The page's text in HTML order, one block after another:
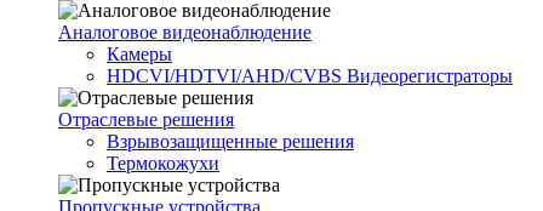
Аналоговое видеонаблюдение
Камеры
HDCVI/HDTVI/AHD/CVBS Видеорегистраторы
Отраслевые решения
Взрывозащищенные решения
Термокожухи
Пропускные устройства